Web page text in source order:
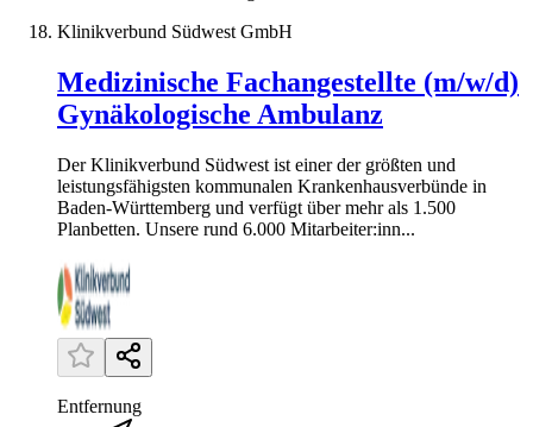
Klinikverbund Südwest GmbH
Medizinische Fachangestellte (m/w/d)
Gynäkologische Ambulanz
Der Klinikverbund Südwest ist einer der größten und
leistungsfähigsten kommunalen Krankenhausverbünde in
Baden-Württemberg und verfügt über mehr als 1.500
Planbetten. Unsere rund 6.000 Mitarbeiter:inn...
Entfernung